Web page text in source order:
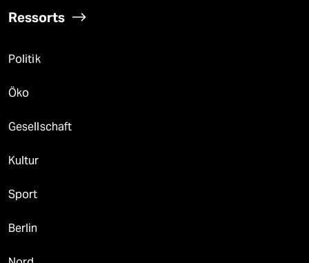
Ressorts
Politik
Öko
Gesellschaft
Kultur
Sport
Berlin